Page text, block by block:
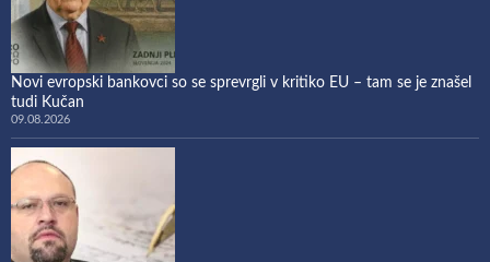
Novi evropski bankovci so se sprevrgli v kritiko EU – tam se je znašel
tudi Kučan
09.08.2026